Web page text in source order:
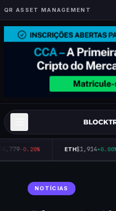
QR ASSET MANAGEMENT
-0.20% ETH$1,914+0.00%
NOTÍCIAS